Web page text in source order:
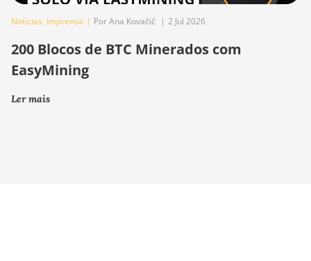
Notícias, Imprensa | Por Ana Kovačič | 2 Jul 2026
200 Blocos de BTC Minerados com
EasyMining
Ler mais